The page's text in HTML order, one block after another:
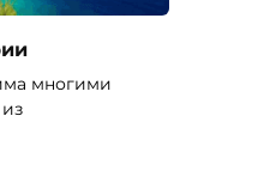
многими